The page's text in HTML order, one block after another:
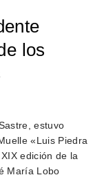
los
estuvo
«Luis Piedra
edición de la
María Lobo